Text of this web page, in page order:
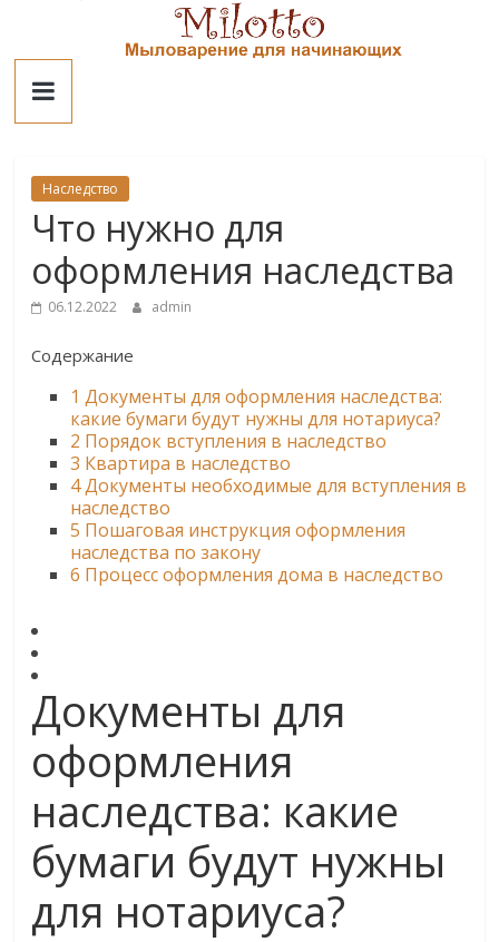
contentМилотто
Наследство
Что нужно для
оформления наследства
06.12.2022 admin
Содержание
1 Документы для оформления наследства:
какие бумаги будут нужны для нотариуса?
2 Порядок вступления в наследство
3 Квартира в наследство
4Документы необходимые для вступления в
наследство
5 Пошаговая инструкция оформления
наследства по закону
6 Процесс оформления дома в наследство
Документы для
оформления
наследства: какие
бумаги будут нужны
для нотариуса?